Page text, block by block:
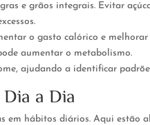
e grãos integrais. Evitar
o gasto calórico e
aumentar o metabolismo.
ajudando a identificar
a Dia
em hábitos diários. Aqui estão